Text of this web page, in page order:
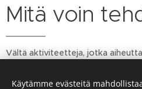
Mitä voin
Vältä aktiviteetteja, jotka
Käytämme evästeitä